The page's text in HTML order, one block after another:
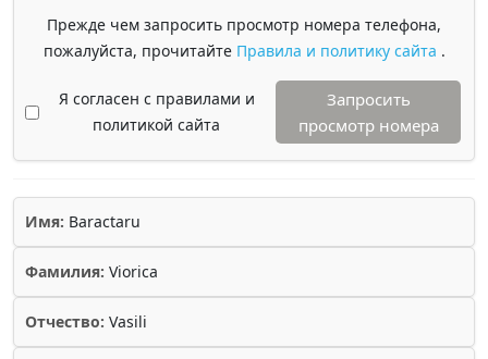
Прежде чем запросить просмотр номера телефона,
пожалуйста, прочитайте Правила и политику сайта .
Я согласен с правилами и
политикой сайта
Запросить
просмотр номера
Имя: Baractaru
Фамилия: Viorica
Отчество: Vasili